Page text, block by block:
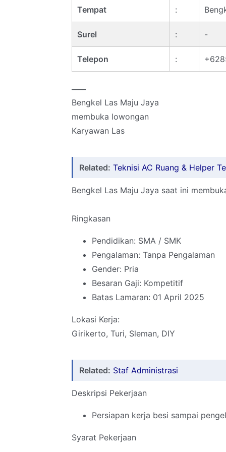
Tempat :
Surel : -
Telepon :
Bengkel Las Maju Jaya
membuka lowongan
Karyawan Las
Related: Teknisi AC Ruang & Helper
Bengkel Las Maju Jaya saat ini
Ringkasan
Pendidikan: SMA / SMK
Pengalaman: Tanpa Pengalaman
Gender: Pria
Besaran Gaji: Kompetitif
Batas Lamaran: 01 April 2025
Lokasi Kerja:
Girikerto, Turi, Sleman, DIY
Related: Staf Administrasi
Deskripsi Pekerjaan
Persiapan kerja besi sampai
Syarat Pekerjaan